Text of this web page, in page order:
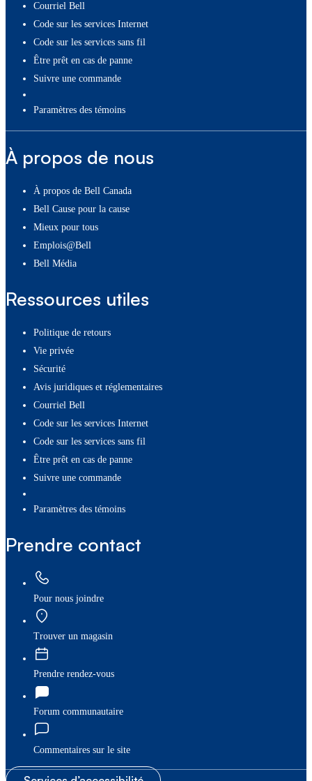
Courriel Bell
Code sur les services Internet
Code sur les services sans fil
Être prêt en cas de panne
Suivre une commande
paramètres des témoins
À propos de nous
À propos de Bell Canada
Bell Cause pour la cause
Mieux pour tous
Emplois@Bell
Bell Média
Ressources utiles
Politique de retours
Vie privée
Sécurité
Avis juridiques et réglementaires
Courriel Bell
Code sur les services Internet
Code sur les services sans fil
Être prêt en cas de panne
Suivre une commande
paramètres des témoins
Prendre contact
Pour nous joindre
Trouver un magasin
Prendre rendez-vous
Forum communautaire
Commentaires sur le site